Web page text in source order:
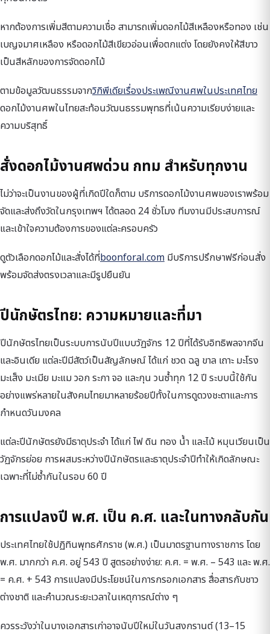
หากต้องการเพิ่มสีตามความเชื่อ สามารถเพิ่มดอกไม้สีเหลืองหรือทอง เช่น
เบญจมาศเหลือง หรือดอกไม้สีเขียวอ่อนเพื่อตกแต่ง โดยยังคงให้สีขาว
เป็นสีหลักของการจัดดอกไม้
ตามข้อมูลวัฒนธรรมจากวิกิพีเดียเรื่องประเพณีงานศพในประเทศไทย
ดอกไม้งานศพในไทยสะท้อนวัฒนธรรมพุทธที่เน้นความเรียบง่ายและ
ความบริสุทธิ์
สั่งดอกไม้งานศพด่วน กทม สำหรับทุกงาน
ไม่ว่าจะเป็นงานของผู้ที่เกิดปีใดก็ตาม บริการดอกไม้งานศพของเราพร้อม
จัดและส่งถึงวัดในกรุงเทพฯ ได้ตลอด 24 ชั่วโมง ทีมงานมีประสบการณ์
และเข้าใจความต้องการของแต่ละครอบครัว
ดูตัวเลือกดอกไม้และสั่งได้ที่boonforal.com มีบริการปรึกษาฟรีก่อนสั่ง
พร้อมจัดส่งตรงเวลาและมีรูปยืนยัน
ปีนักษัตรไทย: ความหมายและที่มา
ปีนักษัตรไทยเป็นระบบการนับปีแบบวัฏจักร 12 ปีที่ได้รับอิทธิพลจากจีน
และอินเดีย แต่ละปีมีสัตว์เป็นสัญลักษณ์ ได้แก่ ชวด ฉลู ขาล เถาะ มะโรง
มะเส็ง มะเมีย มะแม วอก ระกา จอ และกุน วนซ้ำทุก 12 ปี ระบบนี้ใช้กัน
อย่างแพร่หลายในสังคมไทยมาหลายร้อยปีทั้งในการดูดวงชะตาและการ
กำหนดวันมงคล
แต่ละปีนักษัตรยังมีธาตุประจำ ได้แก่ ไฟ ดิน ทอง น้ำ และไม้ หมุนเวียนเป็น
วัฏจักรย่อย การผสมระหว่างปีนักษัตรและธาตุประจำปีทำให้เกิดลักษณะ
เฉพาะที่ไม่ซ้ำกันในรอบ 60 ปี
การแปลงปี พ.ศ. เป็น ค.ศ. และในทางกลับกัน
ประเทศไทยใช้ปฏิทินพุทธศักราช (พ.ศ.) เป็นมาตรฐานทางราชการ โดย
พ.ศ. มากกว่า ค.ศ. อยู่ 543 ปี สูตรอย่างง่าย: ค.ศ. = พ.ศ. – 543 และ พ.ศ.
= ค.ศ. + 543 การแปลงมีประโยชน์ในการกรอกเอกสาร สื่อสารกับชาว
ต่างชาติ และคำนวณระยะเวลาในเหตุการณ์ต่าง ๆ
ควรระวังว่าในบางเอกสารเก่าอาจนับปีใหม่ในวันสงกรานต์ (13–15